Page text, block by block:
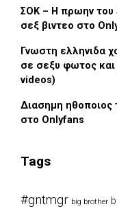
ΣΟΚ – Η πρωην του
σεξ βιντεο στο
Γνωστη ελληνιδα
σε σεξυ φωτος
videos)
Διασημη ηθοποιος
στο Onlyfans
Tags
#gntmgr big brother